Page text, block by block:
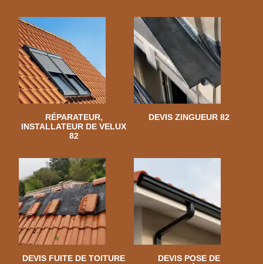
RÉPARATEUR,
INSTALLATEUR DE VELUX
82
DEVIS ZINGUEUR 82
DEVIS FUITE DE TOITURE
DEVIS POSE DE